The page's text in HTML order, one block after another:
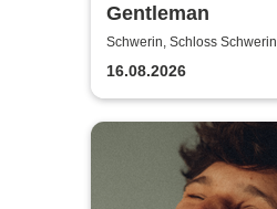
Gentleman
Schwerin, Schloss Schwerin
16.08.2026